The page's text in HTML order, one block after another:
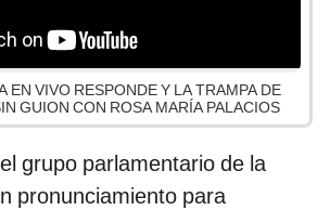
EN VIVO RESPONDE Y LA TRAMPA DE
GUION CON ROSA MARÍA PALACIOS
grupo parlamentario de la
pronunciamiento para